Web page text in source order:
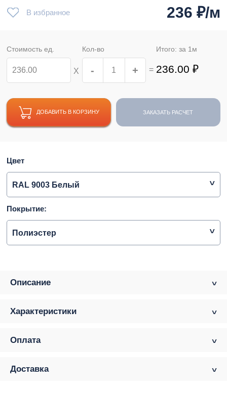
В избранное 236 ₽/м
Стоимость ед.
Х
Кол-во
- + =
Итого: за 1 м
236.00 ₽
ДОБАВИТЬ В КОРЗИНУ ЗАКАЗАТЬ РАСЧЕТ
Цвет
RAL 9003 Белый
Покрытие:
Полиэстер
Описание
Характеристики
Оплата
Доставка